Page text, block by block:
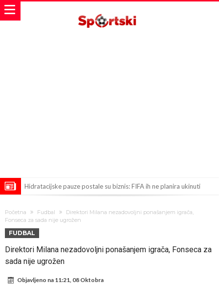
Hidratacijske pauze postale su biznis: FIFA ih ne planira ukinuti
Atletika?!
Ovo se Novaku nikad nije dešavalo: Sinner i Alcaraz odustaju, a
Zverev se odmah “raspao”
Infantino imao ljubavnicu: Isplivale skandalozne informacije, dobila je
novac od UEFA
Mourinho uvodi strogu disciplinu u Real Madrid. Ovo su tri nova
Početna Fudbal
Direktori Milana nezadovoljni ponašanjem igrača,
Fonseca za sada nije ugrožen
FUDBAL
Direktori Milana nezadovoljni ponašanjem igrača, Fonseca za
sada nije ugrožen
Objavljeno na 11:21, 08 Oktobra